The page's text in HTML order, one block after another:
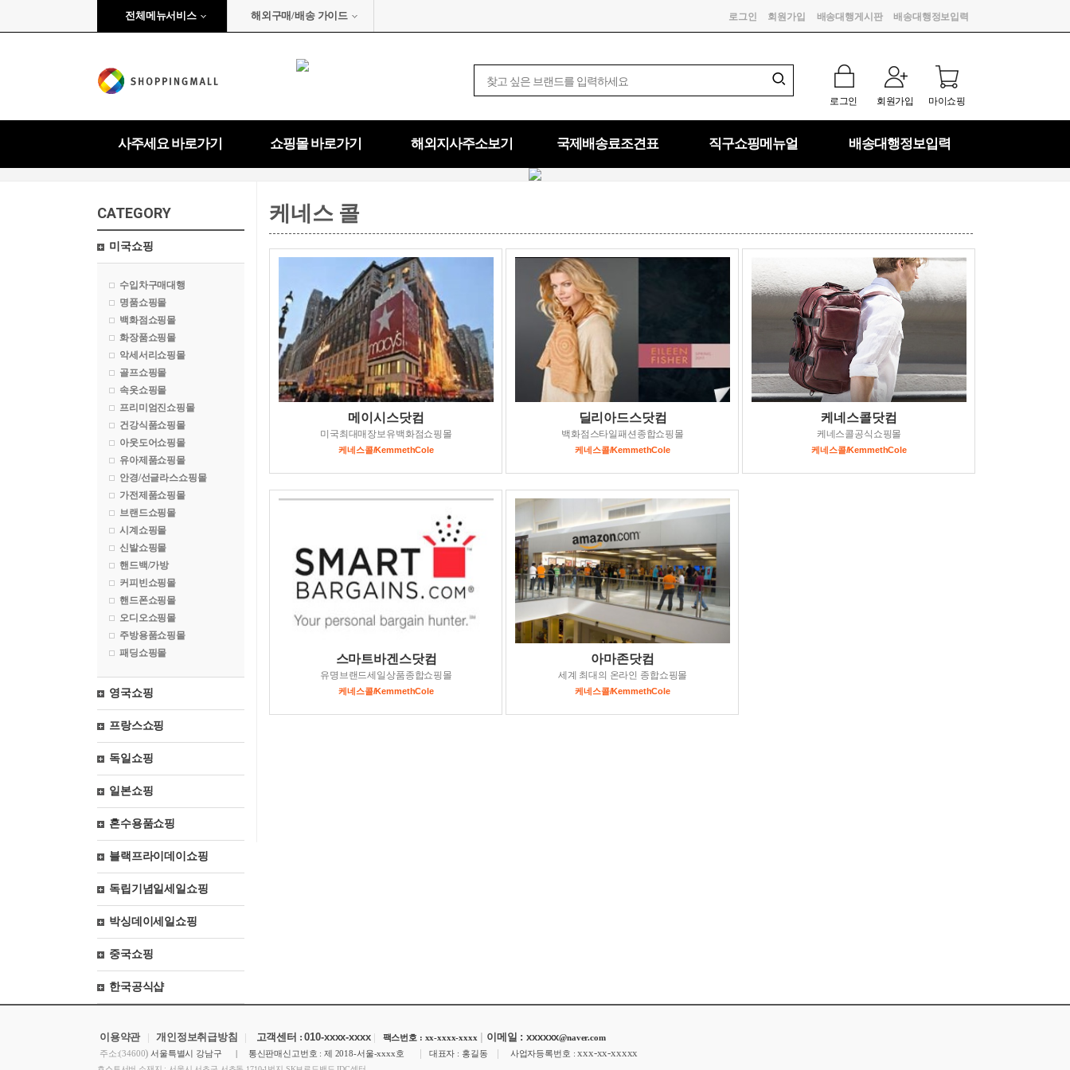
전체메뉴서비스 해외구매/배송 가이드 로그인 회원가입 배송대행게시판 배송대행정보입력
로그인 회원가입 마이쇼핑
사주세요 바로가기 쇼핑몰 바로가기 해외지사주소보기 국제배송료조견표 직구쇼핑메뉴얼 배송대행정보입력
CATEGORY
미국쇼핑
수입차구매대행
명품쇼핑몰
백화점쇼핑몰
화장품쇼핑몰
악세서리쇼핑몰
골프쇼핑몰
속옷쇼핑몰
프리미엄진쇼핑몰
건강식품쇼핑몰
아웃도어쇼핑몰
유아제품쇼핑몰
안경/선글라스쇼핑몰
가전제품쇼핑몰
브랜드쇼핑몰
시계쇼핑몰
신발쇼핑몰
핸드백/가방
커피빈쇼핑몰
핸드폰쇼핑몰
오디오쇼핑몰
주방용품쇼핑몰
패딩쇼핑몰
영국쇼핑
프랑스쇼핑
독일쇼핑
일본쇼핑
혼수용품쇼핑
블랙프라이데이쇼핑
독립기념일세일쇼핑
박싱데이세일쇼핑
중국쇼핑
한국공식샵
케네스 콜
메이시스닷컴
미국최대매장보유백화점쇼핑몰
케네스콜/KemmethCole
딜리아드스닷컴
백화점스타일패션종합쇼핑몰
케네스콜/KemmethCole
케네스콜닷컴
케네스콜공식쇼핑몰
케네스콜/KemmethCole
스마트바겐스닷컴
유명브랜드세일상품종합쇼핑몰
케네스콜/KemmethCole
아마존닷컴
세계 최대의 온라인 종합쇼핑몰
케네스콜/KemmethCole
이용약관 |개인정보취급방침 | 고객센터 :010-xxxx-xxxx | 팩스번호 : xx-xxxx-xxxx 이메일 : xxxxxx@naver.com
주소:(34600) 서울특별시 강남구 | 통신판매신고번호 : 제 2018-서울-xxxx호 | 대표자 : 홍길동 | 사업자등록번호 :xxx-xx-xxxxx